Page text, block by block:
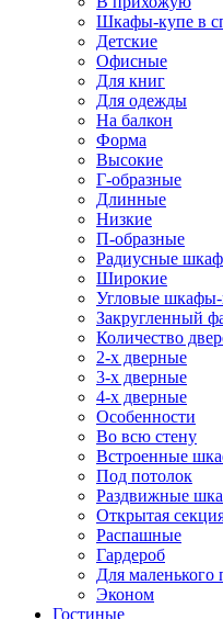
Шкафы-купе в
Детские
Офисные
Для книг
Для одежды
На балкон
Форма
Высокие
Г-образные
Длинные
Низкие
П-образные
Радиусные
Широкие
Угловые шкафы-
Закругленный
Количество
2-х дверные
3-х дверные
4-х дверные
Особенности
Во всю стену
Встроенные
Под потолок
Раздвижные
Открытая
Распашные
Гардероб
Для
Эконом
Гостиные